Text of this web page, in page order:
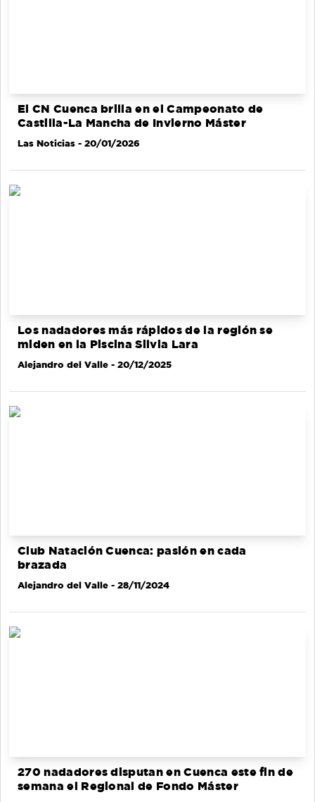
El CN Cuenca brilla en el Campeonato de
Castilla-La Mancha de Invierno Máster
Las Noticias - 20/01/2026
Los nadadores más rápidos de la región se
miden en la Piscina Silvia Lara
Alejandro del Valle - 20/12/2025
Club Natación Cuenca: pasión en cada
brazada
Alejandro del Valle - 28/11/2024
270 nadadores disputan en Cuenca este fin de
semana el Regional de Fondo Máster